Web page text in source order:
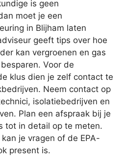
is geen
moet je een
in Blijham laten
geeft tips over hoe
kan vergroenen en gas
Voor de
klus dien je zelf contact te
Neem contact op
isolatiebedrijven en
Plan een afspraak bij je
tot in detail op te meten.
je vragen of de EPA-
present is.